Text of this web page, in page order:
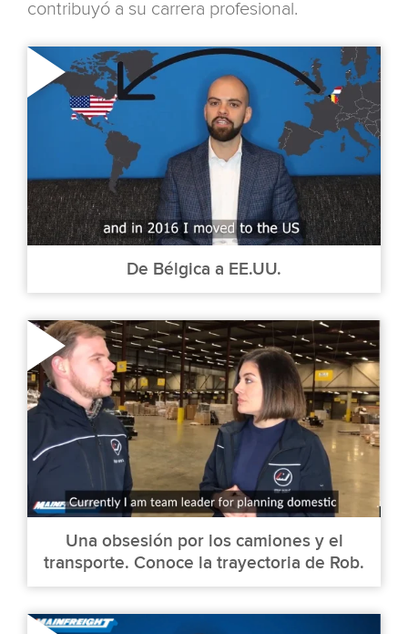
contribuyó a su carrera profesional.
De Bélgica a EE.UU.
Una obsesión por los camiones y el
transporte. Conoce la trayectoria de Rob.